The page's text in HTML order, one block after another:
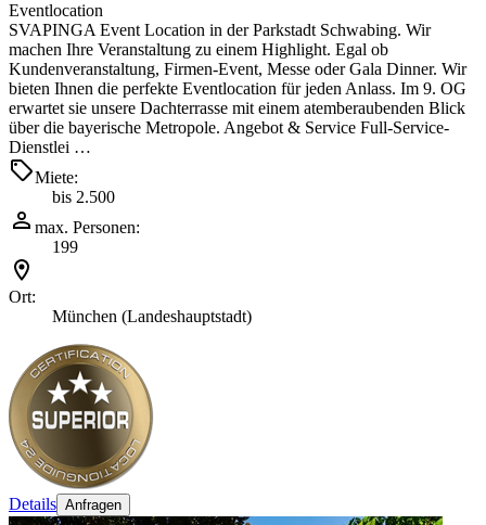
Eventlocation
SVAPINGA Event Location in der Parkstadt Schwabing. Wir
machen Ihre Veranstaltung zu einem Highlight. Egal ob
Kundenveranstaltung, Firmen-Event, Messe oder Gala Dinner. Wir
bieten Ihnen die perfekte Eventlocation für jeden Anlass. Im 9. OG
erwartet sie unsere Dachterrasse mit einem atemberaubenden Blick
über die bayerische Metropole. Angebot & Service Full-Service-
Dienstlei …
Miete:
bis 2.500
max. Personen:
199
Ort:
München (Landeshauptstadt)
Details Anfragen